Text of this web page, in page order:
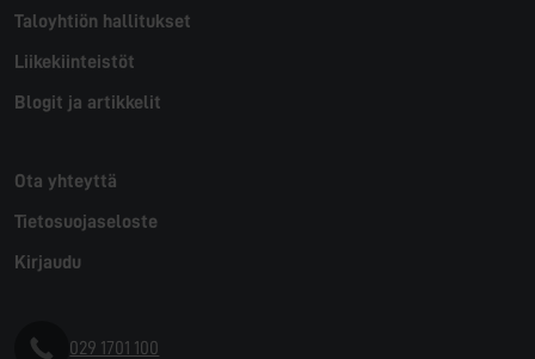
029 1701 100
Taloyhtiön hallitukset
Liikekiinteistöt
Blogit ja artikkelit
Ota yhteyttä
Tietosuojaseloste
Kirjaudu